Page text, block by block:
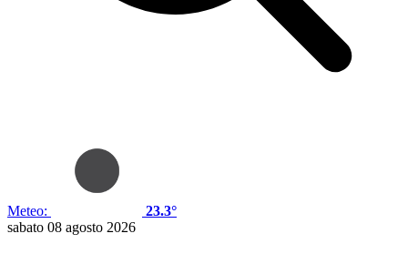
Meteo:
23.3°
sabato 08 agosto 2026